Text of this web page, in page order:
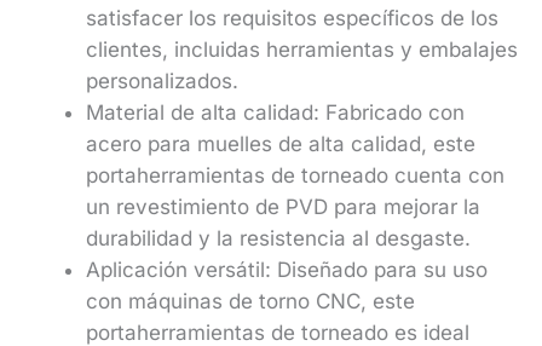
satisfacer los requisitos específicos de los
clientes, incluidas herramientas y embalajes
personalizados.
Material de alta calidad: Fabricado con
acero para muelles de alta calidad, este
portaherramientas de torneado cuenta con
un revestimiento de PVD para mejorar la
durabilidad y la resistencia al desgaste.
Aplicación versátil: Diseñado para su uso
con máquinas de torno CNC, este
portaherramientas de torneado es ideal